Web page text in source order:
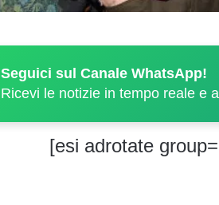
Seguici sul Canale WhatsApp!
Ricevi le notizie in tempo reale e
[esi adrotate